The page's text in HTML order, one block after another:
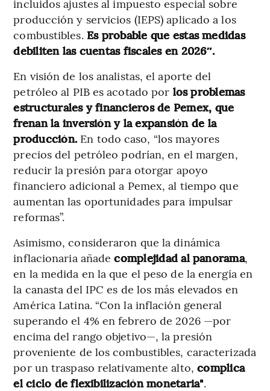
incluidos ajustes al impuesto especial sobre
producción y servicios (IEPS) aplicado a los
combustibles.Es probable que estas medidas
debiliten las cuentas fiscales en 2026″.
En visión de los analistas, el aporte del
petróleo al PIB es acotado por los problemas
estructurales y financieros de Pemex, que
frenan la inversión y la expansión de la
producción. En todo caso, “los mayores
precios del petróleo podrían, en el margen,
reducir la presión para otorgar apoyo
financiero adicional a Pemex, al tiempo que
aumentan las oportunidades para impulsar
reformas”.
Asimismo, consideraron que la dinámica
inflacionaria añadecomplejidad al panorama,
en la medida en la que el peso de la energía en
la canasta del IPC es de los más elevados en
América Latina. “Con la inflación general
superando el 4% en febrero de 2026 —por
encima del rango objetivo—, la presión
proveniente de los combustibles, caracterizada
por un traspaso relativamente alto, complica
el ciclo de flexibilización monetaria".